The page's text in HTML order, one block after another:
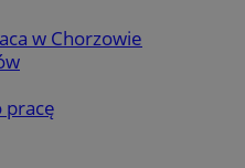
w Chorzowie
pracę